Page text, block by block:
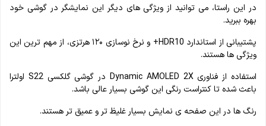
در این راستا، می توانید از ویژگی های دیگر این نمایشگر در گوشی خود
بهره ببرید.
پشتیبانی از استاندارد HDR10+ و نرخ نوسازی ۱۲۰ هرتزی، از مهم ترین این
ویژگی ها هستند.
استفاده از فناوری Dynamic AMOLED 2X در گوشی گلکسی S22 اولترا
باعث شده تا کنتراست رنگی این گوشی بسیار عالی باشد.
رنگ ها در این صفحه ی نمایش بسیار غلیظ تر و عمیق تر هستند.